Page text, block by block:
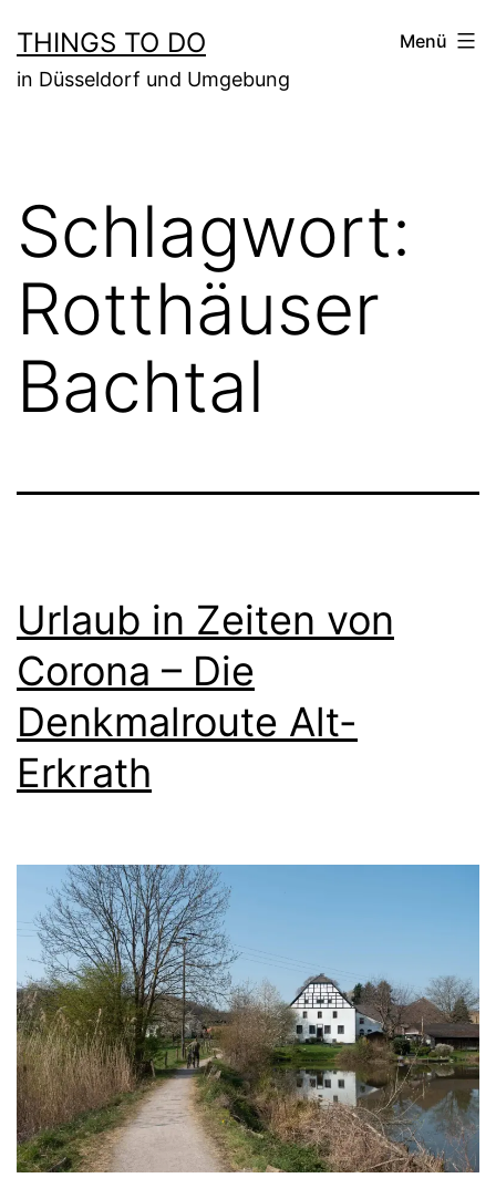
Inhalt
springen
THINGS TO DO
in Düsseldorf und Umgebung
Menü
Schlagwort:
Rotthäuser
Bachtal
Urlaub in Zeiten von
Corona – Die
Denkmalroute Alt-
Erkrath